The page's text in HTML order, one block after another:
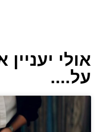
אולי
על....